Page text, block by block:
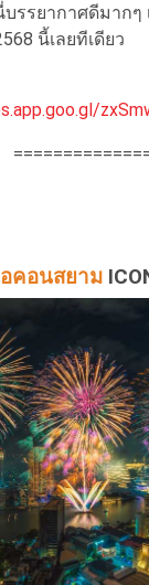
บรรยากาศดีมาก
นี้เลยทีเดียว
อคอนสยาม